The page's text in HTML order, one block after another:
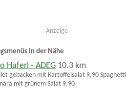
Anzeige
in der Nähe
Haferl - ADEG 10.3 km
gebacken mit Kartoffelsalat 9,90 Spaghetti
mit grünem Salat 9,90